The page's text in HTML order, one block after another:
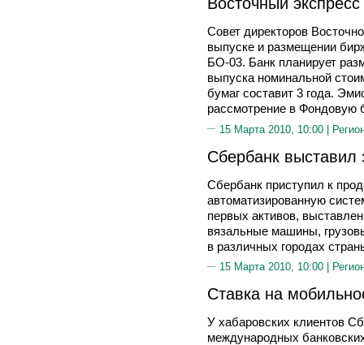
Совет директоров
выпуске и размещении
БО-03. Банк планирует
выпуска номинальной
бумаг составит 3 года.
рассмотрение в
15 Марта 2010, 10:00 |
Сбербанк выставил
Сбербанк приступил к
автоматизированную
первых активов,
вязальные машины,
в различных городах
15 Марта 2010, 10:00 |
Ставка на
У хабаровских клиентов
международных